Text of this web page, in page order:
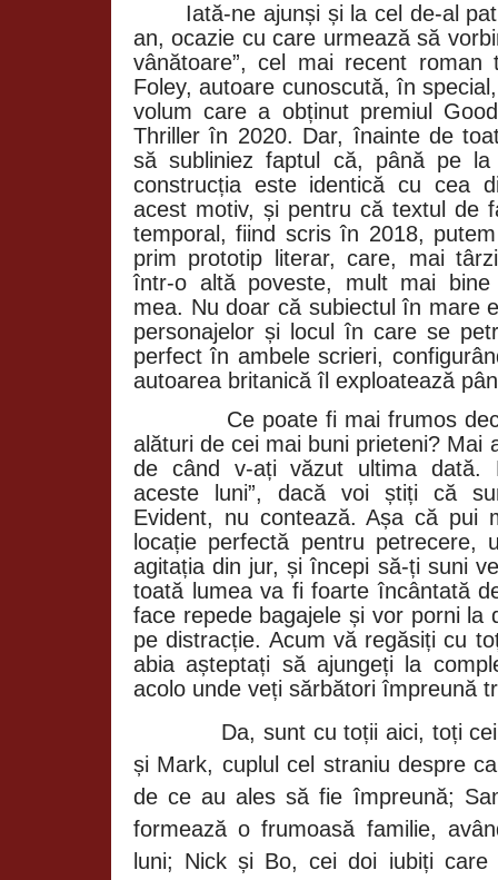
Iată-ne ajunși și la cel de-al
an, ocazie cu care urmează să
vânătoare”, cel mai recent
Foley, autoare cunoscută, în
volum care a obținut premiul
Thriller în 2020. Dar, înainte de
să subliniez faptul că, până pe la
construcția este identică cu cea
acest motiv, și pentru că textul de
temporal, fiind scris în 2018,
prim prototip literar, care, mai
într-o altă poveste, mult mai bine
mea. Nu doar că subiectul în mare
personajelor și locul în care se
perfect în ambele scrieri,
autoarea britanică îl exploatează
Ce poate fi mai frumos
alături de cei mai buni prieteni? Mai
de când v-ați văzut ultima dată.
aceste luni”, dacă voi știți că
Evident, nu contează. Așa că pui
locație perfectă pentru petrecere,
agitația din jur, și începi să-ți suni
toată lumea va fi foarte încântată
face repede bagajele și vor porni la
pe distracție. Acum vă regăsiți cu
abia așteptați să ajungeți la
acolo unde veți sărbători împreună
Da, sunt cu toții aici, toți
și Mark, cuplul cel straniu despre
de ce au ales să fie împreună;
formează o frumoasă familie,
luni; Nick și Bo, cei doi iubiți